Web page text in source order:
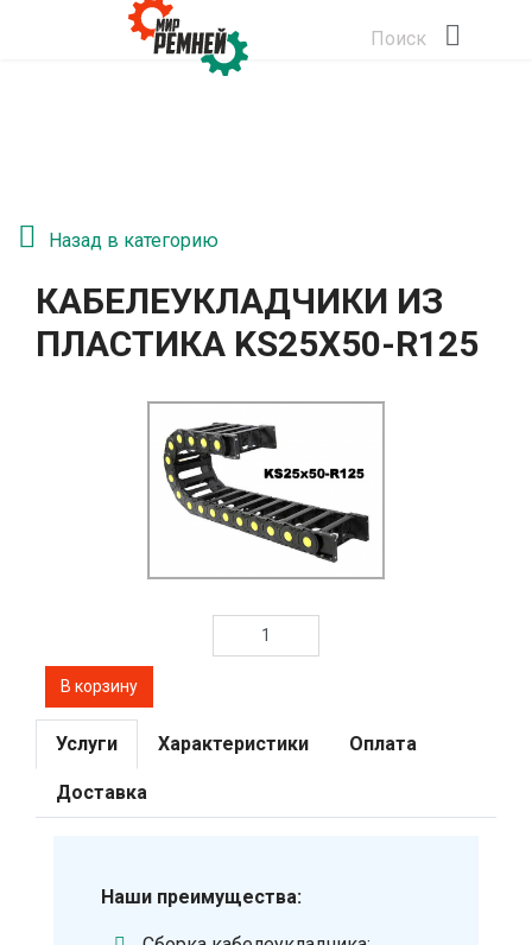
Поиск
Назад в категорию
КАБЕЛЕУКЛАДЧИКИ ИЗ
ПЛАСТИКА KS25Х50-R125
Услуги Характеристики Оплата
Доставка
Наши преимущества: